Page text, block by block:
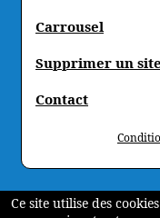
Carrousel
Supprimer un site
Contact
Ce site utilise des